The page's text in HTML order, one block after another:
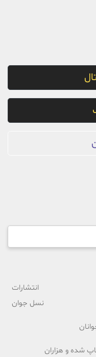
انتشارات
نسل جوان
شده و هزاران